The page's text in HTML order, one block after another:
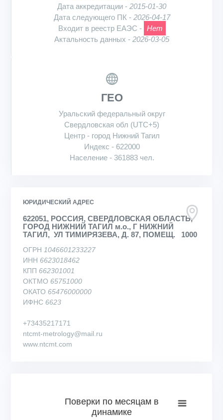
Дата аккредитации - 2015-01-30
Дата следующего ПК - 2026-04-17
Входит в реестр ЕАЭС - Нет
Актальность данных - 2026-03-05
ГЕО
Уральский федеральный округ
Свердловская обл (UTC+5)
Центр - город Нижний Тагил
Индекс - 622000
Население - 361883 чел.
ЮРИДИЧЕСКИЙ АДРЕС
622051, РОССИЯ, СВЕРДЛОВСКАЯ ОБЛАСТЬ,
ГОРОД НИЖНИЙ ТАГИЛ м.о., Г НИЖНИЙ
ТАГИЛ, УЛ ТИМИРЯЗЕВА, Д. 87, ПОМЕЩ. 1000
ОГРН 1046601233227
ИНН 6623018462
КПП 662301001
ОКТМО 65751000
ОКАТО 65476000000
ИФНС 6623
+73435217171
ntcmt-metrology@mail.ru
www.ntcmt.com
Bar chart with 76 bars.
Поверки по месяцам в
динамике